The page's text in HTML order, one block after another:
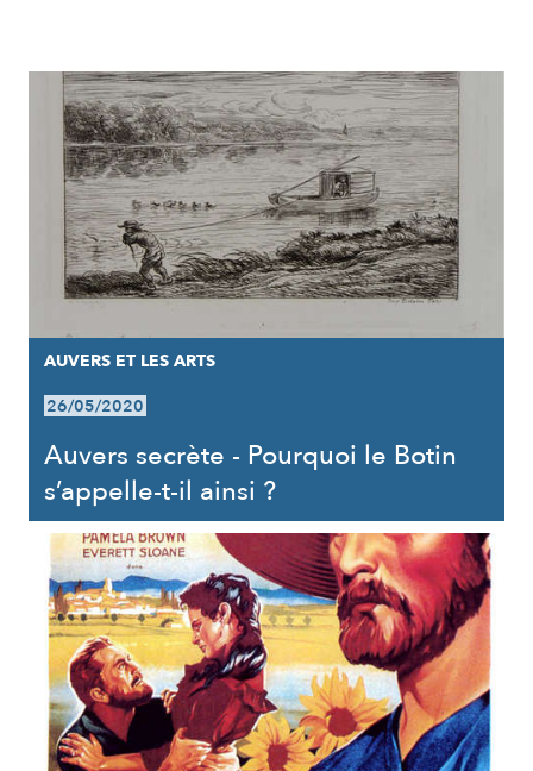
RÉSULTATS
AUVERS ET LES ARTS
26/05/2020
Auvers secrète - Pourquoi le Botin
s’appelle-t-il ainsi ?